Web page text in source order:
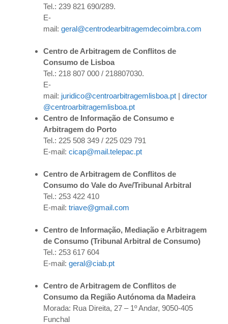
Tel.: 239 821 690/289.
E-
mail: geral@centrodearbitragemdecoimbra.com
Centro de Arbitragem de Conflitos de
Consumo de Lisboa
Tel.: 218 807 000 / 218807030.
E-
mail: juridico@centroarbitragemlisboa.pt | director
@centroarbitragemlisboa.pt
Centro de Informação de Consumo e
Arbitragem do Porto
Tel.: 225 508 349 / 225 029 791
E-mail: cicap@mail.telepac.pt
Centro de Arbitragem de Conflitos de
Consumo do Vale do Ave/Tribunal Arbitral
Tel.: 253 422 410
E-mail: triave@gmail.com
Centro de Informação, Mediação e Arbitragem
de Consumo (Tribunal Arbitral de Consumo)
Tel.: 253 617 604
E-mail: geral@ciab.pt
Centro de Arbitragem de Conflitos de
Consumo da Região Autónoma da Madeira
Morada: Rua Direita, 27 – 1º Andar, 9050-405
Funchal